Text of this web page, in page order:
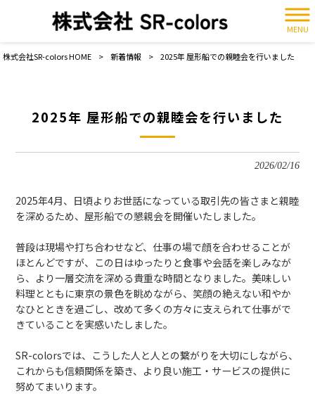
MENU
株式会社SR-colors HOME > 新着情報 > 2025年 屋形船での親睦会を行いました
2025年 屋形船での親睦会を行いました
2026/02/16
2025年4月、日頃よりお世話になっている取引先の皆さまと親睦
を深めるため、屋形船での懇親会を開催いたしました。
普段は現場や打ち合わせなど、仕事の場で顔を合わせることが
ほとんどですが、この日はゆったりと食事や会話を楽しみなが
ら、より一層交流を深める貴重な時間となりました。美味しい
料理とともに東京の景色を眺めながら、笑顔の絶えない和やか
なひとときを過ごし、改めて多くの方々に支えられて仕事がで
きていることを実感いたしました。
SR-colorsでは、こうした人と人との繋がりを大切にしながら、
これからも信頼関係を築き、より良い施工・サービスの提供に
努めてまいります。